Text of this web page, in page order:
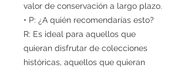
valor de conservación a largo plazo.
• P: ¿A quién recomendarías esto?
R: Es ideal para aquellos que
quieran disfrutar de colecciones
históricas, aquellos que quieran